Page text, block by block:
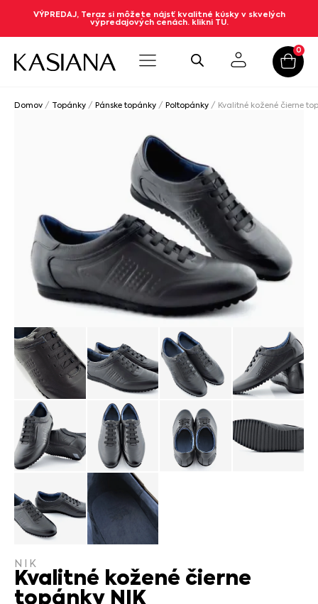
VÝPREDAJ, Teraz si môžete nájsť kvalitné kúsky v skvelých
výpredajových cenách. klikni TU.
0
Domov / Topánky / Pánske topánky / Poltopánky / Kvalitné kožené čierne
NIK
Kvalitné kožené čierne
topánky NIK